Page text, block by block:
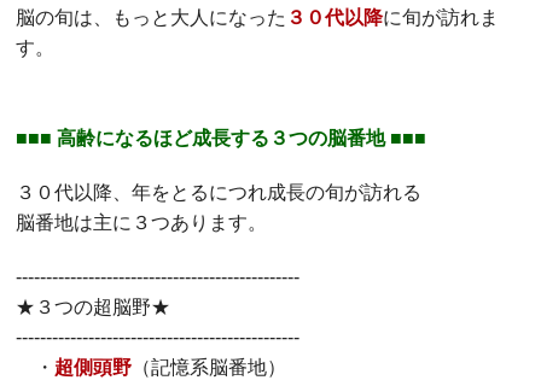
脳の旬は、もっと大人になった ３０代以降に旬が訪れま
す。
■■■ 高齢になるほど成長する３つの脳番地 ■■■
３０代以降、年をとるにつれ成長の旬が訪れる
脳番地は主に３つあります。
-----------------------------------------------
★３つの超脳野★
-----------------------------------------------
・ 超側頭野 （記憶系脳番地）